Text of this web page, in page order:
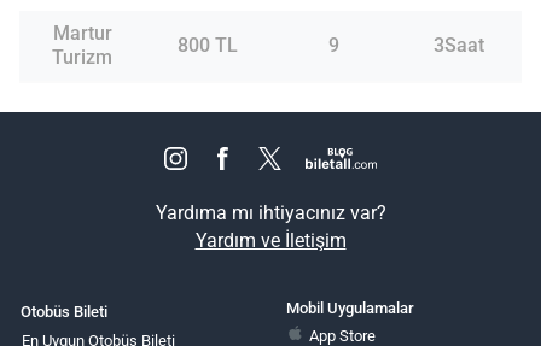
Martur
Turizm
800 TL 9 3Saat
Yardıma mı ihtiyacınız var?
Yardım ve İletişim
Otobüs Bileti
En Uygun Otobüs Bileti
Mobil Uygulamalar
App Store